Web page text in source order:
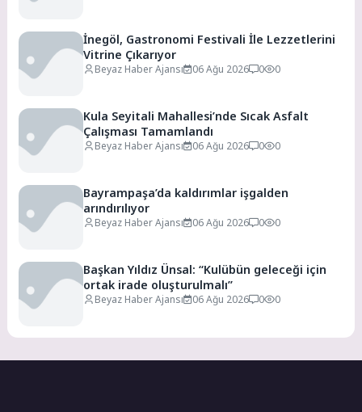
İnegöl, Gastronomi Festivali İle Lezzetlerini
Vitrine Çıkarıyor
Beyaz Haber Ajansı 06 Ağu 2026 0 0
Kula Seyitali Mahallesi’nde Sıcak Asfalt
Çalışması Tamamlandı
Beyaz Haber Ajansı 06 Ağu 2026 0 0
Bayrampaşa’da kaldırımlar işgalden
arındırılıyor
Beyaz Haber Ajansı 06 Ağu 2026 0 0
Başkan Yıldız Ünsal: “Kulübün geleceği için
ortak irade oluşturulmalı”
Beyaz Haber Ajansı 06 Ağu 2026 0 0